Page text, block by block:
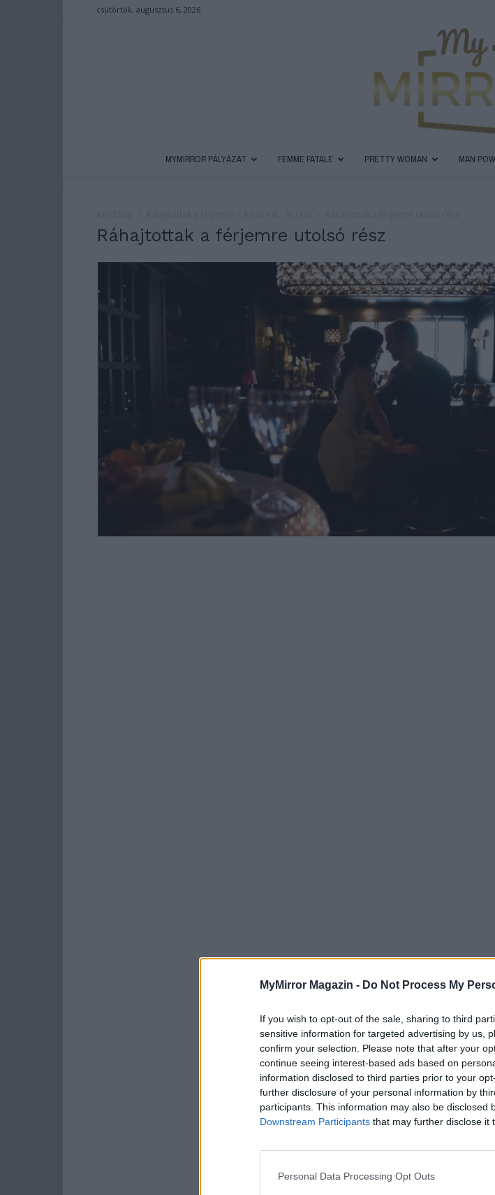
MyMirror Magazin - Do Not Process My
If you wish to opt-out of the sale, sharing to third
sensitive information for targeted advertising by us,
confirm your selection. Please note that after your
continue seeing interest-based ads based on
information disclosed to third parties prior to your
further disclosure of your personal information by
participants. This information may also be disclosed
Downstream Participants that may further disclose it
Personal Data Processing Opt Outs
csütörtök, augusztus 6, 2026
MYMIRROR PÁLYÁZAT FEMME FATALE PRETTY WOMAN MAN
Ráhajtottak a férjemre utolsó rész